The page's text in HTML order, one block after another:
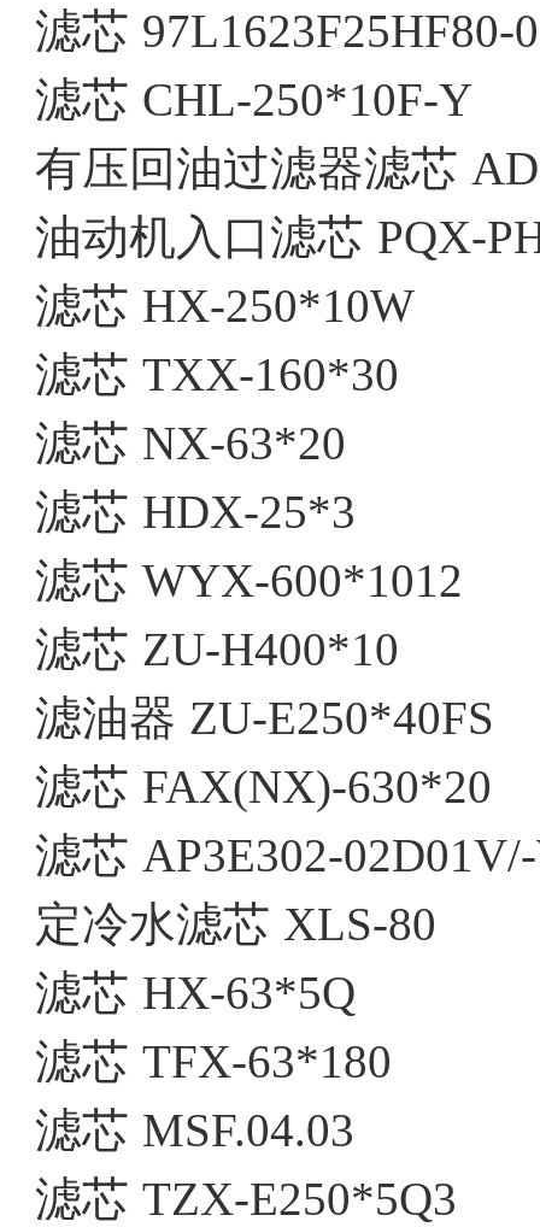
滤芯 97L1623F25HF80-
滤芯 CHL-250*10F-Y
有压回油过滤器滤芯
油动机入口滤芯 PQX-
滤芯 HX-250*10W
滤芯 TXX-160*30
滤芯 NX-63*20
滤芯 HDX-25*3
滤芯 WYX-600*1012
滤芯 ZU-H400*10
滤油器 ZU-E250*40FS
滤芯 FAX(NX)-630*20
滤芯 AP3E302-
定冷水滤芯 XLS-80
滤芯 HX-63*5Q
滤芯 TFX-63*180
滤芯 MSF.04.03
滤芯 TZX-E250*5Q3